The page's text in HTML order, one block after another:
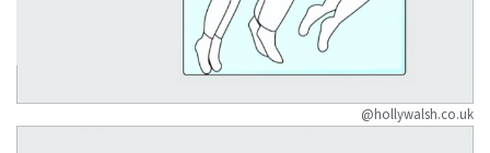
@hollywalsh.co.uk